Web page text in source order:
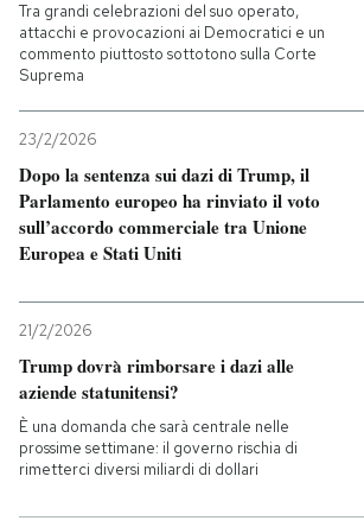
Tra grandi celebrazioni del suo operato,
attacchi e provocazioni ai Democratici e un
commento piuttosto sottotono sulla Corte
Suprema
23/2/2026
Dopo la sentenza sui dazi di Trump, il
Parlamento europeo ha rinviato il voto
sull’accordo commerciale tra Unione
Europea e Stati Uniti
21/2/2026
Trump dovrà rimborsare i dazi alle
aziende statunitensi?
È una domanda che sarà centrale nelle
prossime settimane: il governo rischia di
rimetterci diversi miliardi di dollari